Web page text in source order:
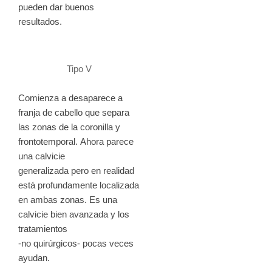
pueden dar buenos
resultados.
Tipo V
Comienza a desaparece a
franja de cabello que separa
las zonas de la coronilla y
frontotemporal. Ahora parece
una calvicie
generalizada pero en realidad
está profundamente localizada
en ambas zonas. Es una
calvicie bien avanzada y los
tratamientos
-no quirúrgicos- pocas veces
ayudan.